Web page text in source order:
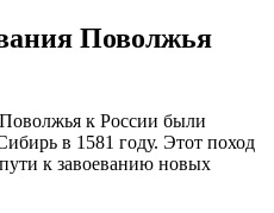
Поволжья
к России были
в 1581 году. Этот поход
к завоеванию новых